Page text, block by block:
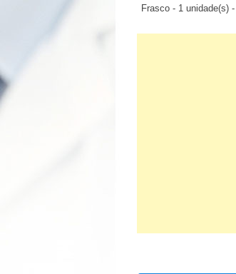
Frasco - 1 unidade(s) -